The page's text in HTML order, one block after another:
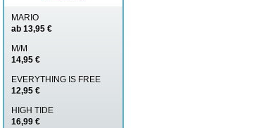
MARIO
ab 13,95 €
M/M
14,95 €
EVERYTHING IS FREE
12,95 €
HIGH TIDE
16,99 €